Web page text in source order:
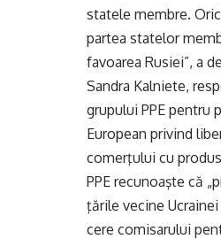
statele membre.
partea statelor
favoarea Rusiei”, a
Sandra Kalniete,
grupului PPE pentru
European privind
comerţului cu
PPE recunoaşte că
ţările vecine Ucrainei
cere comisarului